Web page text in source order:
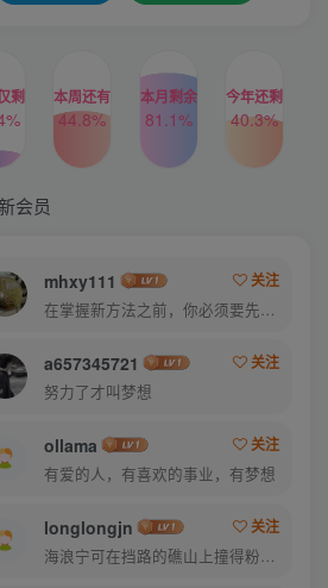
剩 本周还有
44.8%
本月剩余
81.1%
今年还剩
40.3%
会员
mhxy111
关注
在掌握新方法之前，你必须要先换一种思考方法
a657345721
关注
努力了才叫梦想
ollama
关注
有爱的人，有喜欢的事业，有梦想
longlongjn
关注
海浪宁可在挡路的礁山上撞得粉碎，也不肯后退一步